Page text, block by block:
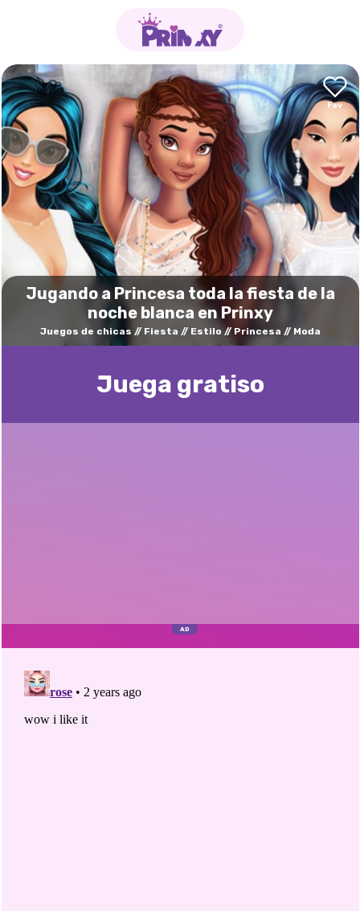
Jugando a Princesa toda la fiesta de la
noche blanca en Prinxy
Juegos de chicas Fiesta Estilo Princesa Moda
Juega gratisо